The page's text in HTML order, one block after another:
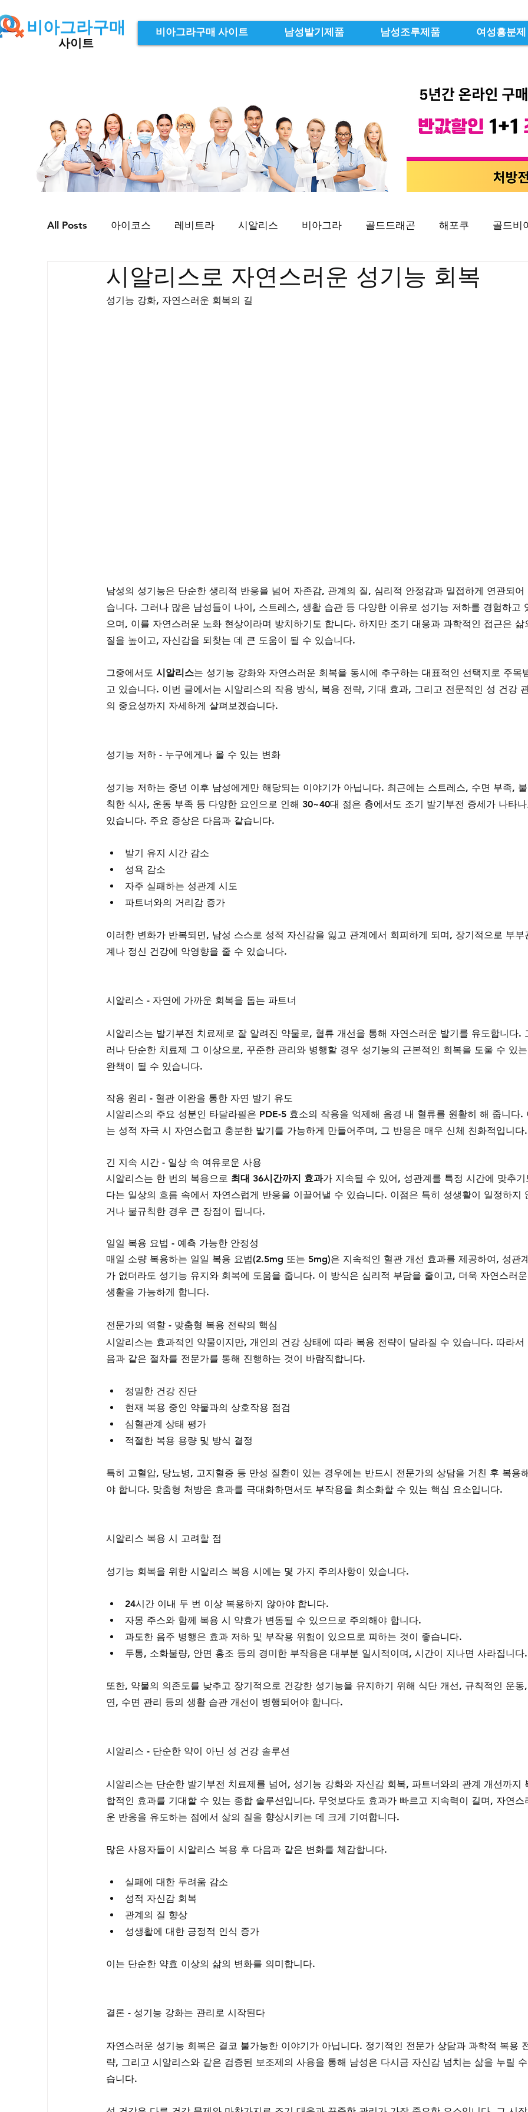
비아그라구매
사이트
비아그라구매 사이트 남성발기제품 남성조루제품 여성흥분제
All Posts 아이코스 레비트라 시알리스 비아그라 골드드래곤 해포쿠 골드비
골드시알리스 프릴리지 필름형센트립 비맥스 필름형비닉스 카마그라
시알리스로 자연스러운 성기능 회복
성기능 강화, 자연스러운 회복의 길
남성의 성기능은 단순한 생리적 반응을 넘어 자존감, 관계의 질, 심리적 안정감과 밀접하게 연관되어
습니다. 그러나 많은 남성들이 나이, 스트레스, 생활 습관 등 다양한 이유로 성기능 저하를 경험하고
으며, 이를 자연스러운 노화 현상이라며 방치하기도 합니다. 하지만 조기 대응과 과학적인 접근은
질을 높이고, 자신감을 되찾는 데 큰 도움이 될 수 있습니다.
그중에서도 시알리스는 성기능 강화와 자연스러운 회복을 동시에 추구하는 대표적인 선택지로 주목
고 있습니다. 이번 글에서는 시알리스의 작용 방식, 복용 전략, 기대 효과, 그리고 전문적인 성 건강
의 중요성까지 자세하게 살펴보겠습니다.
성기능 저하 - 누구에게나 올 수 있는 변화
성기능 저하는 중년 이후 남성에게만 해당되는 이야기가 아닙니다. 최근에는 스트레스, 수면 부족,
칙한 식사, 운동 부족 등 다양한 요인으로 인해 30~40대 젊은 층에서도 조기 발기부전 증세가 나타
있습니다. 주요 증상은 다음과 같습니다.
발기 유지 시간 감소
성욕 감소
자주 실패하는 성관계 시도
파트너와의 거리감 증가
이러한 변화가 반복되면, 남성 스스로 성적 자신감을 잃고 관계에서 회피하게 되며, 장기적으로 부부
계나 정신 건강에 악영향을 줄 수 있습니다.
시알리스 - 자연에 가까운 회복을 돕는 파트너
시알리스는 발기부전 치료제로 잘 알려진 약물로, 혈류 개선을 통해 자연스러운 발기를 유도합니다.
러나 단순한 치료제 그 이상으로, 꾸준한 관리와 병행할 경우 성기능의 근본적인 회복을 도울 수 있
완책이 될 수 있습니다.
작용 원리 - 혈관 이완을 통한 자연 발기 유도
시알리스의 주요 성분인 타달라필은 PDE-5 효소의 작용을 억제해 음경 내 혈류를 원활히 해 줍니다.
는 성적 자극 시 자연스럽고 충분한 발기를 가능하게 만들어주며, 그 반응은 매우 신체 친화적입니다.
긴 지속 시간 - 일상 속 여유로운 사용
시알리스는 한 번의 복용으로 최대 36시간까지 효과가 지속될 수 있어, 성관계를 특정 시간에 맞추기
다는 일상의 흐름 속에서 자연스럽게 반응을 이끌어낼 수 있습니다. 이점은 특히 성생활이 일정하지
거나 불규칙한 경우 큰 장점이 됩니다.
일일 복용 요법 - 예측 가능한 안정성
매일 소량 복용하는 일일 복용 요법(2.5mg 또는 5mg)은 지속적인 혈관 개선 효과를 제공하여, 성관
가 없더라도 성기능 유지와 회복에 도움을 줍니다. 이 방식은 심리적 부담을 줄이고, 더욱 자연스러
생활을 가능하게 합니다.
전문가의 역할 - 맞춤형 복용 전략의 핵심
시알리스는 효과적인 약물이지만, 개인의 건강 상태에 따라 복용 전략이 달라질 수 있습니다. 따라서
음과 같은 절차를 전문가를 통해 진행하는 것이 바람직합니다.
정밀한 건강 진단
현재 복용 중인 약물과의 상호작용 점검
심혈관계 상태 평가
적절한 복용 용량 및 방식 결정
특히 고혈압, 당뇨병, 고지혈증 등 만성 질환이 있는 경우에는 반드시 전문가의 상담을 거친 후 복용
야 합니다. 맞춤형 처방은 효과를 극대화하면서도 부작용을 최소화할 수 있는 핵심 요소입니다.
시알리스 복용 시 고려할 점
성기능 회복을 위한 시알리스 복용 시에는 몇 가지 주의사항이 있습니다.
24시간 이내 두 번 이상 복용하지 않아야 합니다.
자몽 주스와 함께 복용 시 약효가 변동될 수 있으므로 주의해야 합니다.
과도한 음주 병행은 효과 저하 및 부작용 위험이 있으므로 피하는 것이 좋습니다.
두통, 소화불량, 안면 홍조 등의 경미한 부작용은 대부분 일시적이며, 시간이 지나면 사라집니다.
또한, 약물의 의존도를 낮추고 장기적으로 건강한 성기능을 유지하기 위해 식단 개선, 규칙적인 운동
연, 수면 관리 등의 생활 습관 개선이 병행되어야 합니다.
시알리스 - 단순한 약이 아닌 성 건강 솔루션
시알리스는 단순한 발기부전 치료제를 넘어, 성기능 강화와 자신감 회복, 파트너와의 관계 개선까지
합적인 효과를 기대할 수 있는 종합 솔루션입니다. 무엇보다도 효과가 빠르고 지속력이 길며, 자연스
운 반응을 유도하는 점에서 삶의 질을 향상시키는 데 크게 기여합니다.
많은 사용자들이 시알리스 복용 후 다음과 같은 변화를 체감합니다.
실패에 대한 두려움 감소
성적 자신감 회복
관계의 질 향상
성생활에 대한 긍정적 인식 증가
이는 단순한 약효 이상의 삶의 변화를 의미합니다.
결론 - 성기능 강화는 관리로 시작된다
자연스러운 성기능 회복은 결코 불가능한 이야기가 아닙니다. 정기적인 전문가 상담과 과학적 복용
략, 그리고 시알리스와 같은 검증된 보조제의 사용을 통해 남성은 다시금 자신감 넘치는 삶을 누릴
습니다.